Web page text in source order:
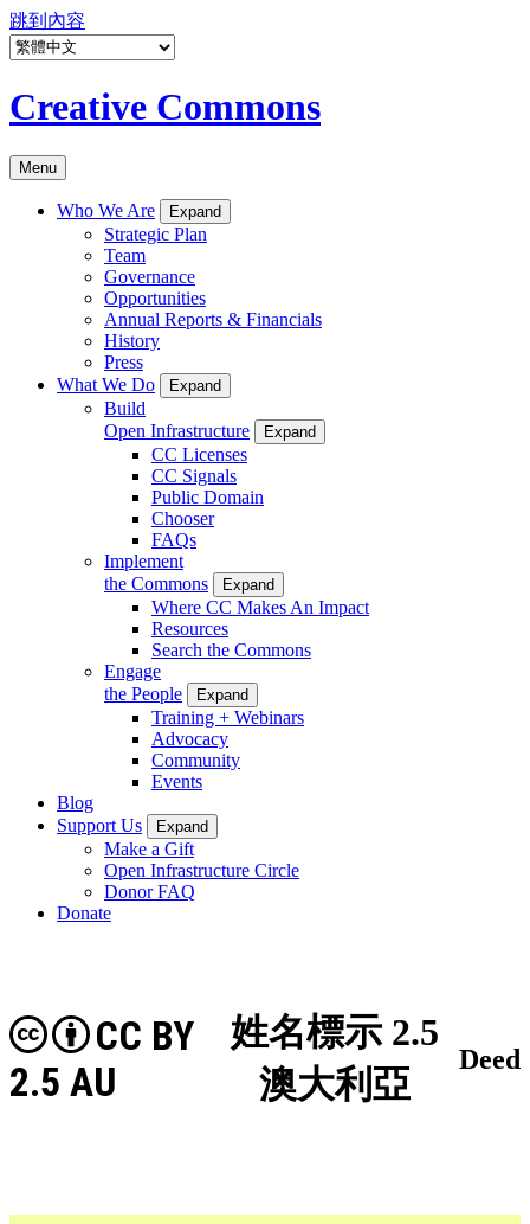
跳到內容
Creative Commons
Menu
Who We Are Expand
Strategic Plan
Team
Governance
Opportunities
Annual Reports & Financials
History
Press
What We Do
Expand
Build
Open Infrastructure
Expand
CC Licenses
CC Signals
Public Domain
Chooser
FAQs
Implement
the Commons
Expand
Where CC Makes An Impact
Resources
Search the Commons
Engage
the People
Expand
Training + Webinars
Advocacy
Community
Events
Blog
Support Us
Expand
Make a Gift
Open Infrastructure Circle
Donor FAQ
Donate
姓名標示 2.5
澳大利亞
CC BY
2.5 AU
Deed